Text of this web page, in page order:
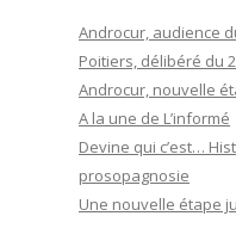
Androcur, audience
Poitiers, délibéré du
Androcur, nouvelle
A la une de L’informé
Devine qui c’est…
prosopagnosie
Une nouvelle étape